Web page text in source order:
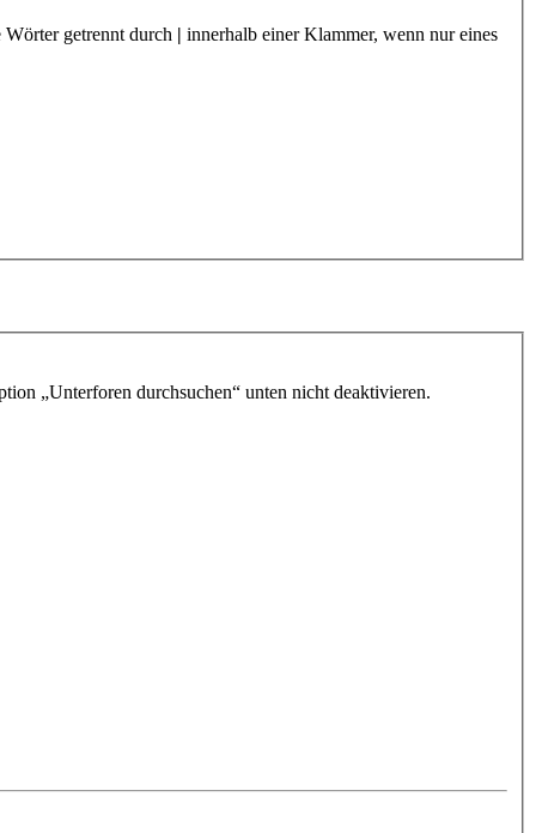
getrennt durch | innerhalb einer Klammer, wenn nur eines
„Unterforen durchsuchen“ unten nicht deaktivieren.